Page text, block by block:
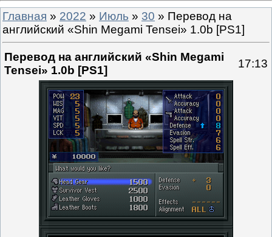
Главная » 2022 » Июль » 30 » Перевод на
английский «Shin Megami Tensei» 1.0b [PS1]
Перевод на английский «Shin Megami
Tensei» 1.0b [PS1]
17:13